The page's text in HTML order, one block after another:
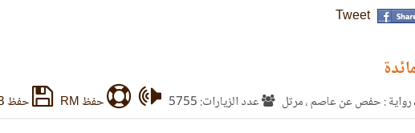
Tweet
رواية : حفص عن عاصم ، مرتل عدد الزيارات: 5755 حفظ RM حفظ mp3